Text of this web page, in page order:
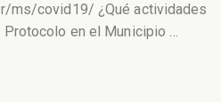
ms/covid19/ ¿Qué actividades
Protocolo en el Municipio…